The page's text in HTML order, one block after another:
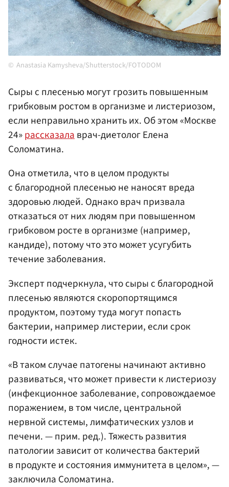
Anastasia Kamysheva/Shutterstock/FOTODOM
Сыры с плесенью могут грозить повышенным
грибковым ростом в организме и листериозом,
если неправильно хранить их. Об этом «Москве
24»рассказалаврач-диетолог Елена
Соломатина.
Она отметила, что в целом продукты
с благородной плесенью не наносят вреда
здоровью людей. Однако врач призвала
отказаться от них людям при повышенном
грибковом росте в организме (например,
кандиде), потому что это может усугубить
течение заболевания.
Эксперт подчеркнула, что сыры с благородной
плесенью являются скоропортящимся
продуктом, поэтому туда могут попасть
бактерии, например листерии, если срок
годности истек.
«В таком случае патогены начинают активно
развиваться, что может привести к листериозу
(инфекционное заболевание, сопровождаемое
поражением, в том числе, центральной
нервной системы, лимфатических узлов и
печени. — прим. ред.). Тяжесть развития
патологии зависит от количества бактерий
в продукте и состояния иммунитета в целом», —
заключила Соломатина.